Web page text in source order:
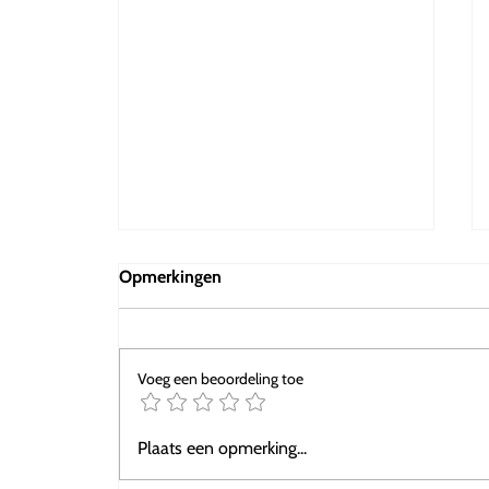
Transformeer de leefomgeving
Opmerkingen
Voeg een beoordeling toe
Plaats een opmerking...